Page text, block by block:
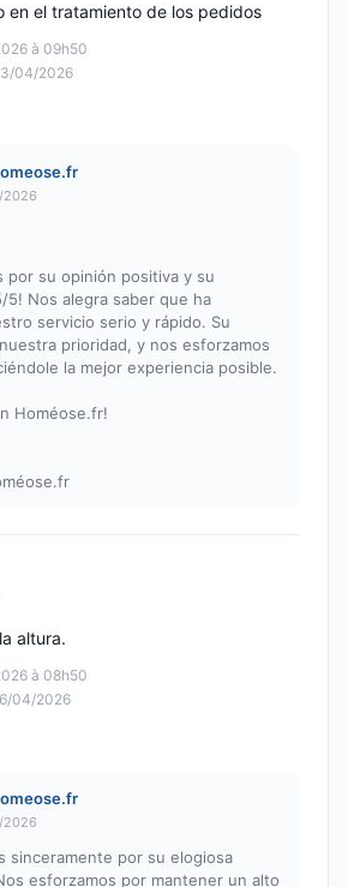
à 09h50
04/2026
en el tratamiento de los pedidos
2026
por su opinión positiva y su
5! Nos alegra saber que ha
servicio serio y rápido. Su
prioridad, y nos esforzamos
la mejor experiencia posible.
Homéose.fr!
à 08h50
04/2026
altura.
2026
sinceramente por su elogiosa
esforzamos por mantener un alto